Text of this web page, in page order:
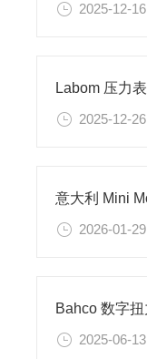
2025-12-16
2025-12-26
2026-01-29
2025-06-13